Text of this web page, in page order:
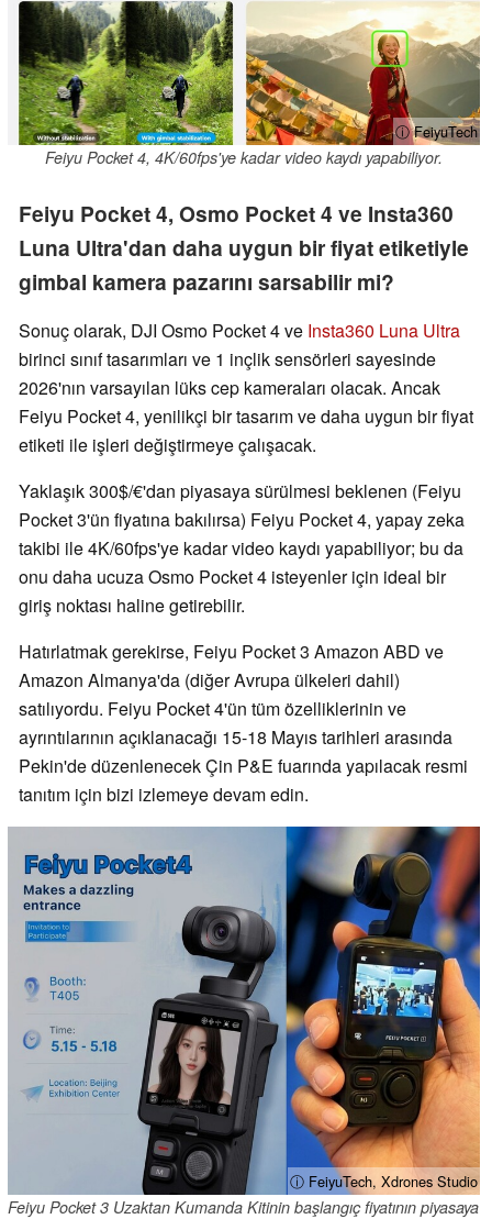
ⓘ FeiyuTech
Feiyu Pocket 4, 4K/60fps'ye kadar video kaydı yapabiliyor.
Feiyu Pocket 4, Osmo Pocket 4 ve Insta360
Luna Ultra'dan daha uygun bir fiyat etiketiyle
gimbal kamera pazarını sarsabilir mi?
Sonuç olarak, DJI Osmo Pocket 4 ve Insta360 Luna Ultra
birinci sınıf tasarımları ve 1 inçlik sensörleri sayesinde
2026'nın varsayılan lüks cep kameraları olacak. Ancak
Feiyu Pocket 4, yenilikçi bir tasarım ve daha uygun bir fiyat
etiketi ile işleri değiştirmeye çalışacak.
Yaklaşık 300$/€'dan piyasaya sürülmesi beklenen (Feiyu
Pocket 3'ün fiyatına bakılırsa) Feiyu Pocket 4, yapay zeka
takibi ile 4K/60fps'ye kadar video kaydı yapabiliyor; bu da
onu daha ucuza Osmo Pocket 4 isteyenler için ideal bir
giriş noktası haline getirebilir.
Hatırlatmak gerekirse, Feiyu Pocket 3 Amazon ABD ve
Amazon Almanya'da (diğer Avrupa ülkeleri dahil)
satılıyordu. Feiyu Pocket 4'ün tüm özelliklerinin ve
ayrıntılarının açıklanacağı 15-18 Mayıs tarihleri arasında
Pekin'de düzenlenecek Çin P&E fuarında yapılacak resmi
tanıtım için bizi izlemeye devam edin.
ⓘ FeiyuTech, Xdrones Studio
Feiyu Pocket 3 Uzaktan Kumanda Kitinin başlangıç fiyatının piyasaya